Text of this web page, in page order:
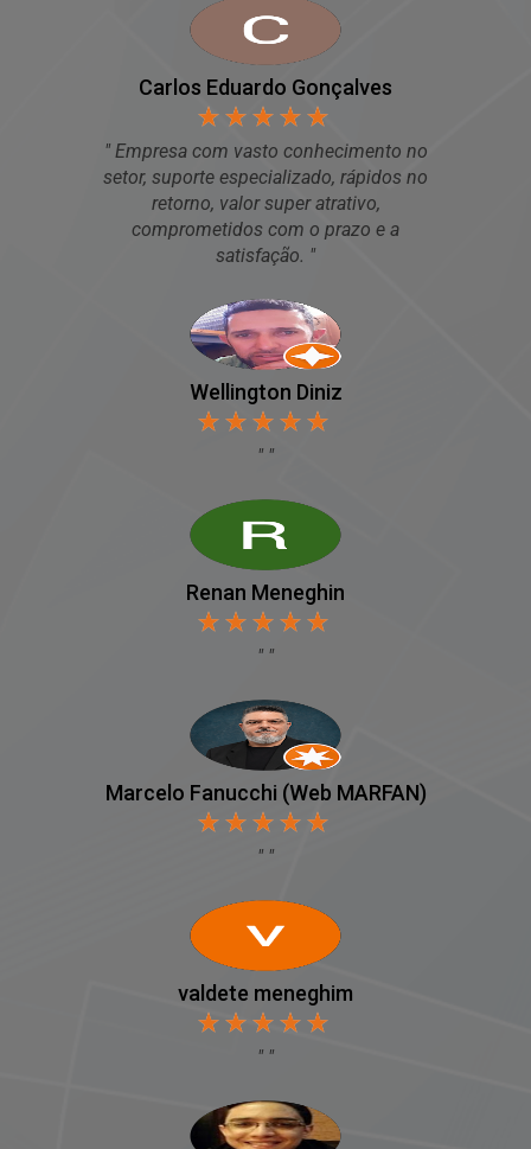
Carlos Eduardo Gonçalves
Empresa com vasto conhecimento no
setor, suporte especializado, rápidos no
retorno, valor super atrativo,
comprometidos com o prazo e a
satisfação.
Wellington Diniz
Renan Meneghin
Marcelo Fanucchi (Web MARFAN)
valdete meneghim